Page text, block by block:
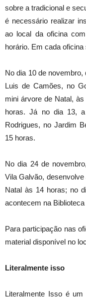
sobre a tradicional e
é necessário realizar
ao local da oficina
horário. Em cada
No dia 10 de
Luis de Camões, no
mini árvore de Natal,
horas. Já no dia 13,
Rodrigues, no Jardim
15 horas.
No dia 24 de
Vila Galvão,
Natal às 14 horas; no
acontecem na
Para participação nas
material disponível no
Literalmente isso
Literalmente Isso é